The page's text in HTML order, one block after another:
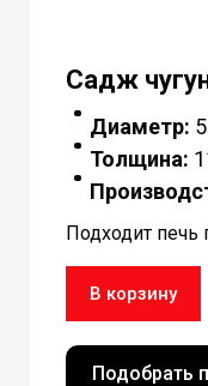
Садж
Диаметр:
Толщина:
Подходит печь
В корзину
Подобрать